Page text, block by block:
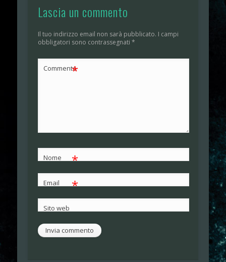
Lascia un commento
Il tuo indirizzo email non sarà pubblicato. I campi
obbligatori sono contrassegnati *
Commento
*
Nome *
Email *
Sito web